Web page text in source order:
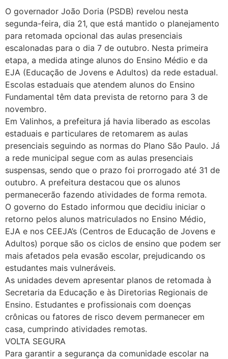
O governador João Doria (PSDB) revelou nesta
segunda-feira, dia 21, que está mantido o planejamento
para retomada opcional das aulas presenciais
escalonadas para o dia 7 de outubro. Nesta primeira
etapa, a medida atinge alunos do Ensino Médio e da
EJA (Educação de Jovens e Adultos) da rede estadual.
Escolas estaduais que atendem alunos do Ensino
Fundamental têm data prevista de retorno para 3 de
novembro.
Em Valinhos, a prefeitura já havia liberado as escolas
estaduais e particulares de retomarem as aulas
presenciais seguindo as normas do Plano São Paulo. Já
a rede municipal segue com as aulas presenciais
suspensas, sendo que o prazo foi prorrogado até 31 de
outubro. A prefeitura destacou que os alunos
permanecerão fazendo atividades de forma remota.
O governo do Estado informou que decidiu iniciar o
retorno pelos alunos matriculados no Ensino Médio,
EJA e nos CEEJA’s (Centros de Educação de Jovens e
Adultos) porque são os ciclos de ensino que podem ser
mais afetados pela evasão escolar, prejudicando os
estudantes mais vulneráveis.
As unidades devem apresentar planos de retomada à
Secretaria da Educação e às Diretorias Regionais de
Ensino. Estudantes e profissionais com doenças
crônicas ou fatores de risco devem permanecer em
casa, cumprindo atividades remotas.
VOLTA SEGURA
Para garantir a segurança da comunidade escolar na